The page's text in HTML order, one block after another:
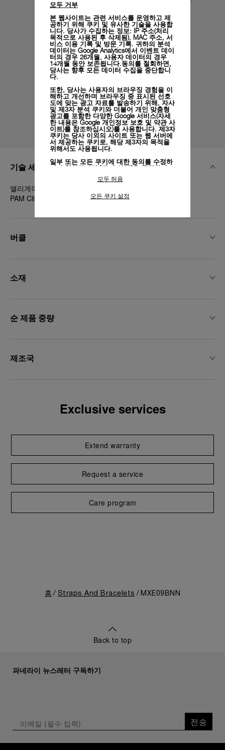
기술 세부 정보
앨리게이터 유광 다크 핑크, 다크 핑크, STD, 20/18, BA,
PAM Click Release System™
버클
소재
순 제품 중량
제조국
Exclusive services
Extend warranty
Request a service
Care program
홈 Straps And Bracelets MXE09BNN
Back to top
파네라이 뉴스레터 구독하기
전송
모두 거부
본 웹사이트는 관련 서비스를 운영하고 제
공하기 위해 쿠키 및 유사한 기술을 사용합
니다. 당사가 수집하는 정보: IP 주소(처리
목적으로 사용된 후 삭제됨), MAC 주소, 서
비스 이용 기록 및 방문 기록. 귀하의 분석
데이터는 Google Analytics에서 이벤트 데이
터의 경우 26개월, 사용자 데이터의 경우
14개월 동안 보존됩니다.동의를 철회하면,
당사는 향후 모든 데이터 수집을 중단합니
다.
또한, 당사는 사용자의 브라우징 경험을 이
해하고 개선하며 브라우징 중 표시된 선호
도에 맞는 광고 자료를 발송하기 위해, 자사
및 제3자 분석 쿠키와 더불어 개인 맞춤형
광고를 포함한 다양한 Google 서비스(자세
한 내용은 Google 개인정보 보호 및 약관 사
이트)를 참조하십시오)를 사용합니다. 제3자
쿠키는 당사 이외의 사이트 또는 웹 서버에
서 제공하는 쿠키로, 해당 제3자의 목적을
위해서도 사용됩니다.
일부 또는 모든 쿠키에 대한 동의를 수정하
거나 철회하려면 "쿠키 설정"을 클릭하거
수집하는 정보" 섹션을 참조하여 자세히 알
모든 쿠키의 사용에 동의하시려면 "모두 허
모두 허용
모든 쿠키 설정